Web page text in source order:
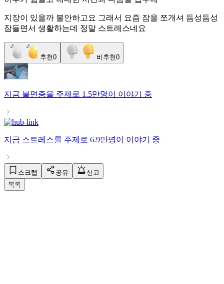
지장이 있을까 불안하고요 그래서 요즘 잠을 쪼개셔 듬성듬성
잠들면서 생활하는데 정말 스트레스네요
추천0 비추천0
지금 불면증을 주제로 1.5만명이 이야기 중
지금 스트레스를 주제로 6.9만명이 이야기 중
스크랩 공유
신고
목록